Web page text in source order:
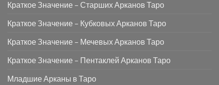
Краткое Значение – Старших Арканов Таро
Краткое Значение – Кубковых Арканов Таро
Краткое Значение – Мечевых Арканов Таро
Краткое Значение – Пентаклей Арканов Таро
Младшие Арканы в Таро